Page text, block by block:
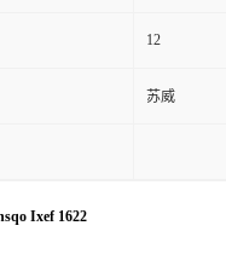
12
苏威
Ixef 1622